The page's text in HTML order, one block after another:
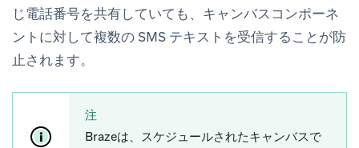
じ電話番号を共有していても、キャンバスコンポーネ
ントに対して複数の SMS テキストを受信することが防
止されます。
注
Brazeは、スケジュールされたキャンバスで